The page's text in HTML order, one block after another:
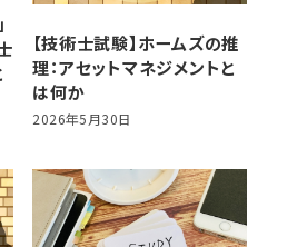
【技術士試験】ホームズの推
理：アセットマネジメントと
は何か
2026年5月30日